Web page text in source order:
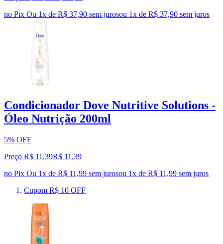
no Pix Ou 1x de R$ 37,90 sem jurosou 1x de R$ 37,90 sem juros
Condicionador Dove Nutritive Solutions -
Óleo Nutrição 200ml
5% OFF
Preço R$ 11,39R$ 11 ,39
no Pix Ou 1x de R$ 11,99 sem jurosou 1x de R$ 11,99 sem juros
Cupom R$ 10 OFF